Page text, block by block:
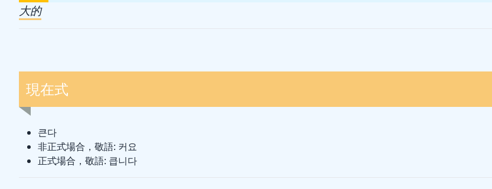
大的
現在式
큰다
非正式場合，敬語: 커요
正式場合，敬語: 큽니다